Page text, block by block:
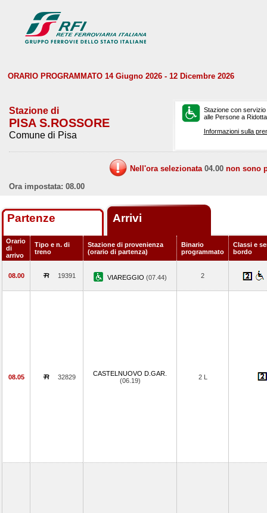
ORARIO PROGRAMMATO 14 Giugno 2026 - 12 Dicembre 2026
Stazione di
PISA S.ROSSORE
Comune di Pisa
Stazione con
alle Persone a
Informazioni sulla
Nell'ora selezionata 04.00 non sono
Ora impostata: 08.00
Partenze Arrivi
Orario
di
arrivo
Tipo e n. di
treno
Stazione di provenienza
(orario di partenza)
Binario
programmato
Classi e
bordo
08.00 19391 VIAREGGIO (07.44) 2
08.05 32829
CASTELNUOVO D.GAR.
(06.19)
2 L